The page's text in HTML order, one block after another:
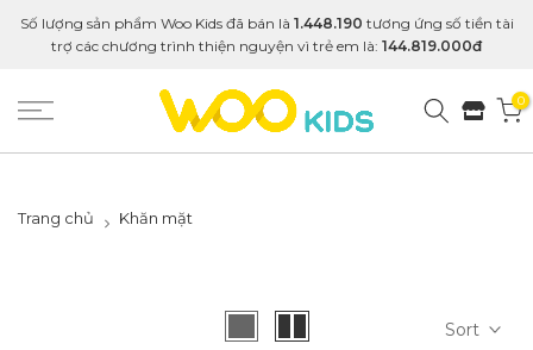
Số lượng sản phẩm Woo Kids đã bán là 1.448.190 tương ứng số tiền tài
trợ các chương trình thiện nguyện vì trẻ em là: 144.819.000đ
0
Trang chủ Khăn mặt
Sort